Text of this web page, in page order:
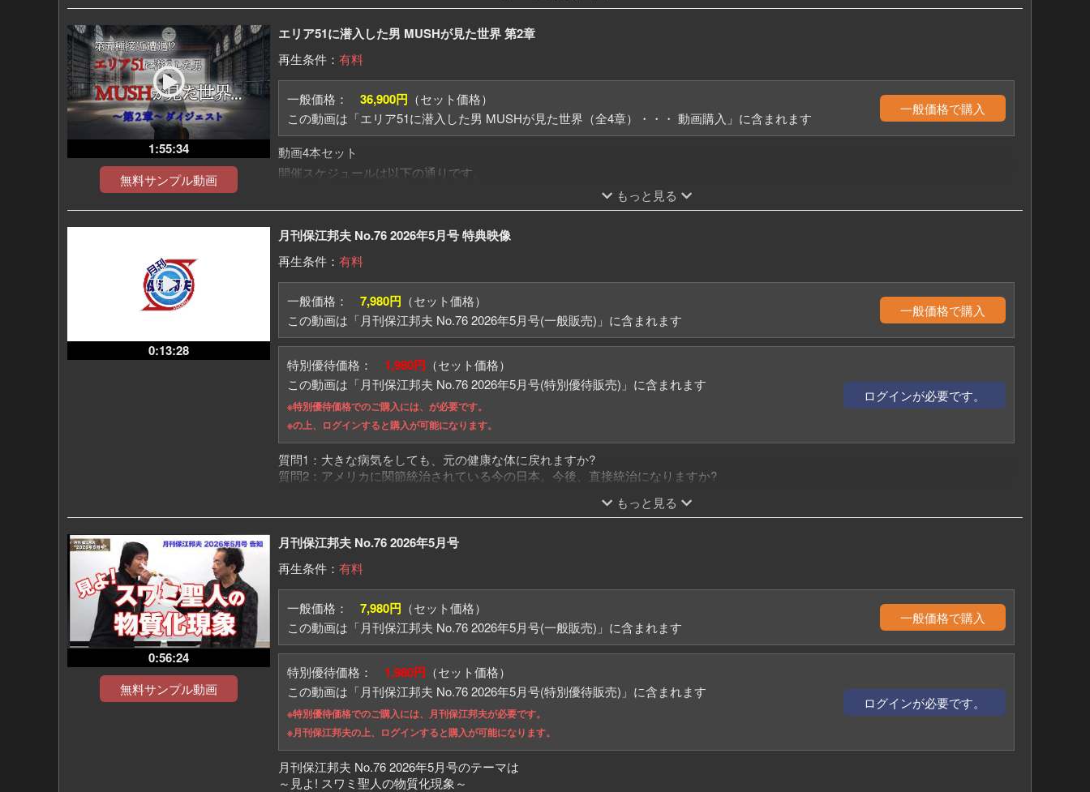
1:55:34
無料サンプル動画
エリア51に潜入した男 MUSHが見た世界 第2章
再生条件： 有料
一般価格： 36,900円 （セット価格）
この動画は「エリア51に潜入した男 MUSHが見た世界（全4章）・・・ 動画購入」に含まれます
一般価格で購入
動画4本セット
開催スケジュールは以下の通りです。
第4章：2026年10月9日（金）
動画は各開催日の約1か月後に公開されます。
第五種接近遭遇!?
日本人で、あの「エリア51」に潜入した男がいます。
MUSH氏。
エリア51がどういう施設なのか？
本当に宇宙人は存在しているのか？
いよいよ真実が語られる時が来ました。
エリア51に潜入した男。
MUSHが見た世界の第2章。
エリア51への入場から退出まで、いよいよ、語られていない新たな真実がつまびらかに!!
もっと見る
0:13:28
月刊保江邦夫 No.76 2026年5月号 特典映像
再生条件： 有料
一般価格： 7,980円 （セット価格）
この動画は「月刊保江邦夫 No.76 2026年5月号(一般販売)」に含まれます
一般価格で購入
特別優待価格： 1,980円 （セット価格）
この動画は「月刊保江邦夫 No.76 2026年5月号(特別優待販売)」に含まれます
※特別優待価格でのご購入には、が必要です。
※の上、ログインすると購入が可能になります。
ログインが必要です。
質問1：大きな病気をしても、元の健康な体に戻れますか?
質問2：アメリカに関節統治されている今の日本。今後、直接統治になりますか?
もっと見る
0:56:24
無料サンプル動画
月刊保江邦夫 No.76 2026年5月号
再生条件： 有料
一般価格： 7,980円 （セット価格）
この動画は「月刊保江邦夫 No.76 2026年5月号(一般販売)」に含まれます
一般価格で購入
特別優待価格： 1,980円 （セット価格）
この動画は「月刊保江邦夫 No.76 2026年5月号(特別優待販売)」に含まれます
※特別優待価格でのご購入には、月刊保江邦夫が必要です。
※月刊保江邦夫の上、ログインすると購入が可能になります。
ログインが必要です。
月刊保江邦夫 No.76 2026年5月号のテーマは
～見よ! スワミ聖人の物質化現象～